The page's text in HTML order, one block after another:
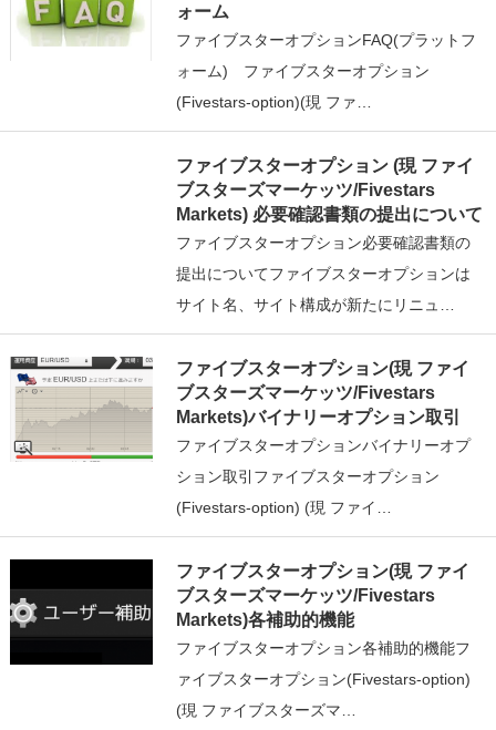
ォーム
ファイブスターオプションFAQ(プラットフ
ォーム) ファイブスターオプション
(Fivestars-option)(現 ファ…
ファイブスターオプション (現 ファイ
ブスターズマーケッツ/Fivestars
Markets) 必要確認書類の提出について
ファイブスターオプション必要確認書類の
提出についてファイブスターオプションは
サイト名、サイト構成が新たにリニュ…
ファイブスターオプション(現 ファイ
ブスターズマーケッツ/Fivestars
Markets)バイナリーオプション取引
ファイブスターオプションバイナリーオプ
ション取引ファイブスターオプション
(Fivestars-option) (現 ファイ…
ファイブスターオプション(現 ファイ
ブスターズマーケッツ/Fivestars
Markets)各補助的機能
ファイブスターオプション各補助的機能フ
ァイブスターオプション(Fivestars-option)
(現 ファイブスターズマ…